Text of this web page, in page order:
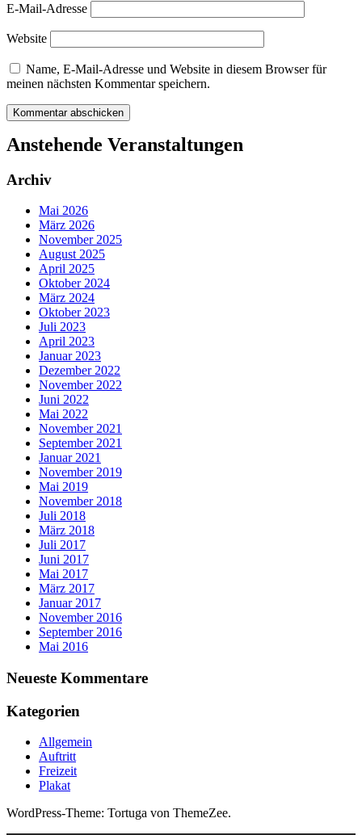
E-Mail-Adresse
Website
Name, E-Mail-Adresse und Website in diesem Browser für
meinen nächsten Kommentar speichern.
Anstehende Veranstaltungen
Archiv
Mai 2026
März 2026
November 2025
August 2025
April 2025
Oktober 2024
März 2024
Oktober 2023
Juli 2023
April 2023
Januar 2023
Dezember 2022
November 2022
Juni 2022
Mai 2022
November 2021
September 2021
Januar 2021
November 2019
Mai 2019
November 2018
Juli 2018
März 2018
Juli 2017
Juni 2017
Mai 2017
März 2017
Januar 2017
November 2016
September 2016
Mai 2016
Neueste Kommentare
Kategorien
Allgemein
Auftritt
Freizeit
Plakat
WordPress-Theme: Tortuga von ThemeZee.